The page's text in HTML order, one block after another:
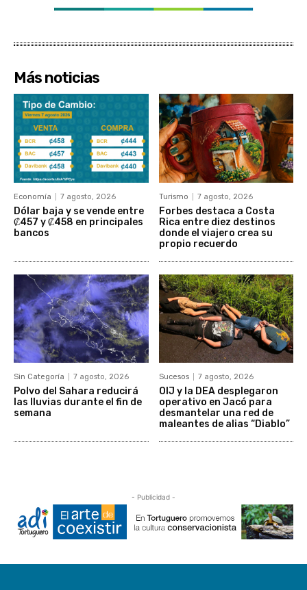
Más noticias
Economía 7 agosto, 2026
Dólar baja y se vende entre
₡457 y ₡458 en principales
bancos
Turismo 7 agosto, 2026
Forbes destaca a Costa
Rica entre diez destinos
donde el viajero crea su
propio recuerdo
Sin Categoría 7 agosto, 2026
Polvo del Sahara reducirá
las lluvias durante el fin de
semana
Sucesos 7 agosto, 2026
OIJ y la DEA desplegaron
operativo en Jacó para
desmantelar una red de
maleantes de alias “Diablo”
- Publicidad -